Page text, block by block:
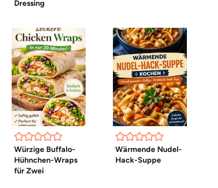
Dressing
Würzige Buffalo-
Hühnchen-Wraps
für Zwei
Wärmende Nudel-
Hack-Suppe